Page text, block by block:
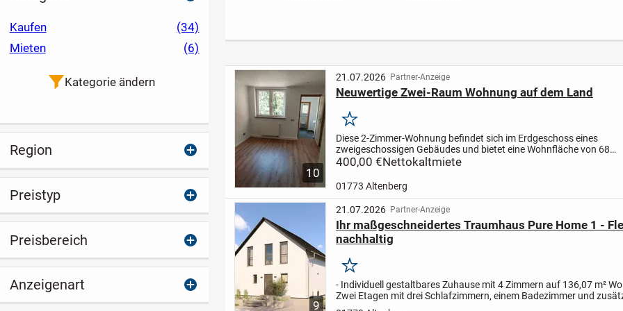
Südvorstadt - 4
Zimmer, 126m²,
KfW 40, Erstbezug
Wohnqualität
10
21.07.2026 Partner-Anzeige
Neuwertige Zwei-Raum Wohnung auf dem Land
Merken
Diese 2-Zimmer-Wohnung befindet sich im Erdgeschoss eines
zweigeschossigen Gebäudes und bietet eine Wohnfläche von 68
Quadratmetern. Die Räumlichkeiten sind barrierefrei zugänglich
400,00 €Nettokaltmiete
01773 Altenberg
9
21.07.2026 Partner-Anzeige
Ihr maßgeschneidertes Traumhaus Pure Home 1 -
nachhaltig
Merken
- Individuell gestaltbares Zuhause mit 4 Zimmern auf 136,07 m²
Zwei Etagen mit drei Schlafzimmern, einem Badezimmer und
Gäste-WC - ideal für Familien oder Paare
Kaufen
(34)
Mieten
(6)
Kategorie ändern
Region
Preistyp
Preisbereich
Anzeigenart